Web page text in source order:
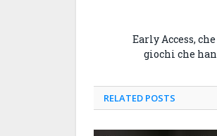
Early Access,
giochi che
RELATED POSTS